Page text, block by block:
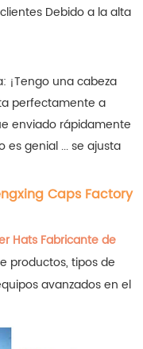
Debido a la alta
¡Tengo una cabeza
perfectamente a
enviado rápidamente
es genial ... se ajusta
Caps Factory
Hats Fabricante de
productos, tipos de
avanzados en el